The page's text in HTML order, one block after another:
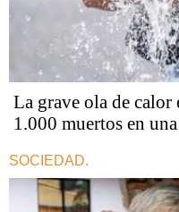
La grave ola de calor
1.000 muertos en
SOCIEDAD.